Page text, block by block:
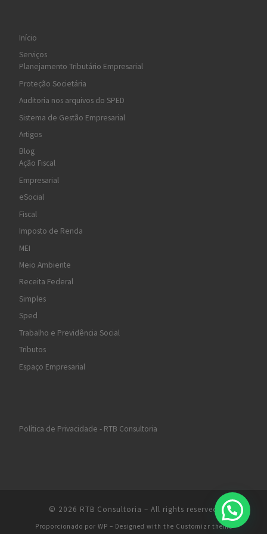
Início
Serviços
Planejamento Tributário Empresarial
Proteção Societária
Auditoria nos arquivos do SPED
Sistema de Gestão Empresarial
Artigos
Blog
Ação Fiscal
Empresarial
eSocial
Fiscal
Imposto de Renda
MEI
Meio Ambiente
Receita Federal
Simples
Sped
Trabalho e Previdência Social
Tributos
Espaço Empresarial
Política de Privacidade - RTB Consultoria
© 2026 RTB Consultoria – All rights reserved
Proporcionado por WP – Designed with the Customizr theme